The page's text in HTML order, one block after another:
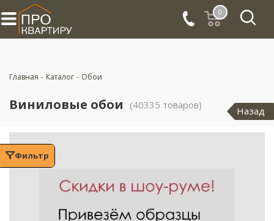
0
Главная - Каталог - Обои
Виниловые обои (40335 товаров) Назад
Фильтр